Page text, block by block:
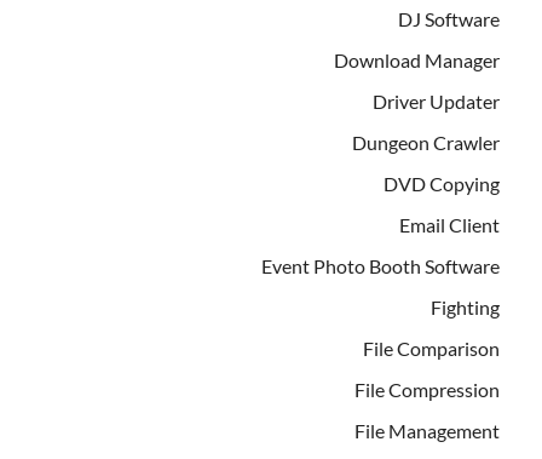
DJ Software
Download Manager
Driver Updater
Dungeon Crawler
DVD Copying
Email Client
Event Photo Booth Software
Fighting
File Comparison
File Compression
File Management